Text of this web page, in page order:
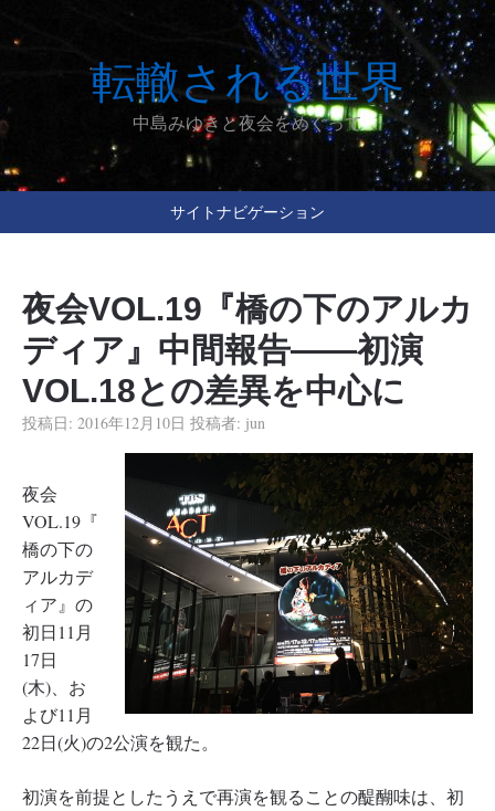
転轍される世界
中島みゆきと夜会をめぐって
サイトナビゲーション
夜会VOL.19『橋の下のアルカ
ディア』中間報告――初演
VOL.18との差異を中心に
投稿日: 2016年12月10日 投稿者: jun
夜会
VOL.19『
橋の下の
アルカデ
ィア』の
初日11月
17日
(木)、お
よび11月
22日(火)の2公演を観た。
初演を前提としたうえで再演を観ることの醍醐味は、初